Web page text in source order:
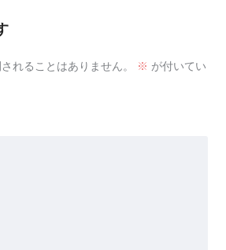
れることはありません。 ※ が付いてい